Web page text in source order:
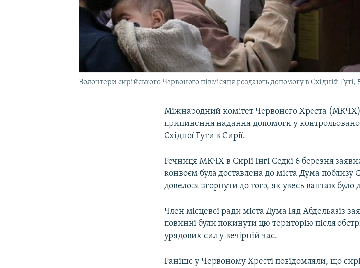
Волонтери сирійського Червоного півмісяця роздають допомогу в Східній Гуті,
Міжнародний комітет Червоного Хреста
припинення надання допомоги у
Східної Гути в Сирії.
Речниця МКЧХ в Сирії Інгі Седкі 6 березня
конвоєм була доставлена до міста Дума поблизу
довелося згорнути до того, як увесь вантаж було
Член місцевої ради міста Дума Іяд Абдельазіз
повинні були покинути цю територію після
урядових сил у вечірній час.
Раніше у Червоному Хресті повідомляли, що